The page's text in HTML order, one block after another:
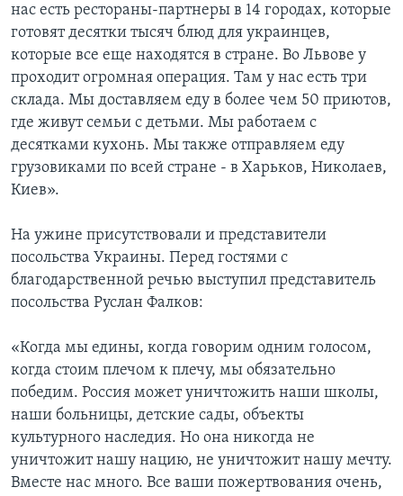
нас есть рестораны-партнеры в 14 городах, которые
готовят десятки тысяч блюд для украинцев,
которые все еще находятся в стране. Во Львове у
проходит огромная операция. Там у нас есть три
склада. Мы доставляем еду в более чем 50 приютов,
где живут семьи с детьми. Мы работаем с
десятками кухонь. Мы также отправляем еду
грузовиками по всей стране - в Харьков, Николаев,
Киев».
На ужине присутствовали и представители
посольства Украины. Перед гостями с
благодарственной речью выступил представитель
посольства Руслан Фалков:
«Когда мы едины, когда говорим одним голосом,
когда стоим плечом к плечу, мы обязательно
победим. Россия может уничтожить наши школы,
наши больницы, детские сады, объекты
культурного наследия. Но она никогда не
уничтожит нашу нацию, не уничтожит нашу мечту.
Вместе нас много. Все ваши пожертвования очень,